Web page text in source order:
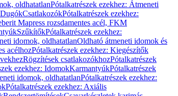
oldhatatlanPótalkatrészek ezekhez: Átmeneti
CsatlakozókPótalkatrészek ezekhez:
Mapress rozsdamentes acél, FKM
SzűkítőkPótalkatrészek ezekhez:
idomok, oldhatatlanOldható átmeneti idomok és
acélhozPótalkatrészek ezekhez: Kiegészítők
Rögzítések csatlakozókhozPótalkatrészek
ezekhez: IdomokKarmantyúkPótalkatrészek
idomok, oldhatatlanPótalkatrészek ezekhez:
Pótalkatrészek ezekhez: Axiális